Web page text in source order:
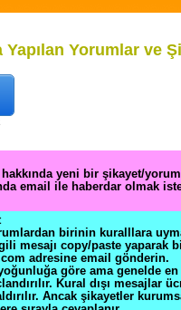
Yapılan Yorumlar ve
yeni bir şikayet/yorum
email ile haberdar olmak
birinin kuralllara
mesajı copy/paste yaparak
adresine email gönderin.
göre ama genelde
Kural dışı mesajlar
Ancak şikayetler